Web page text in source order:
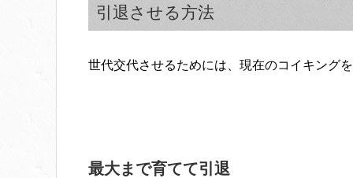
引退させる方法
世代交代させるためには、現在のコイキング
最大まで育てて引退